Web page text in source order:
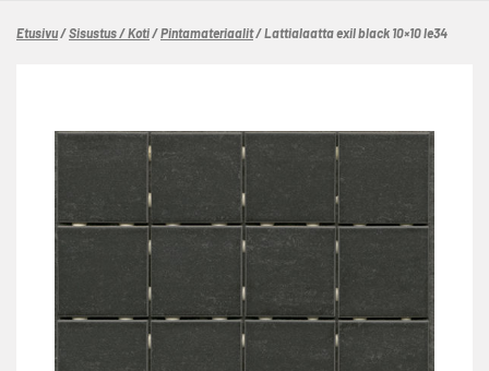
Etusivu/Sisustus / Koti/Pintamateriaalit/ Lattialaatta exil black 10×10 le34